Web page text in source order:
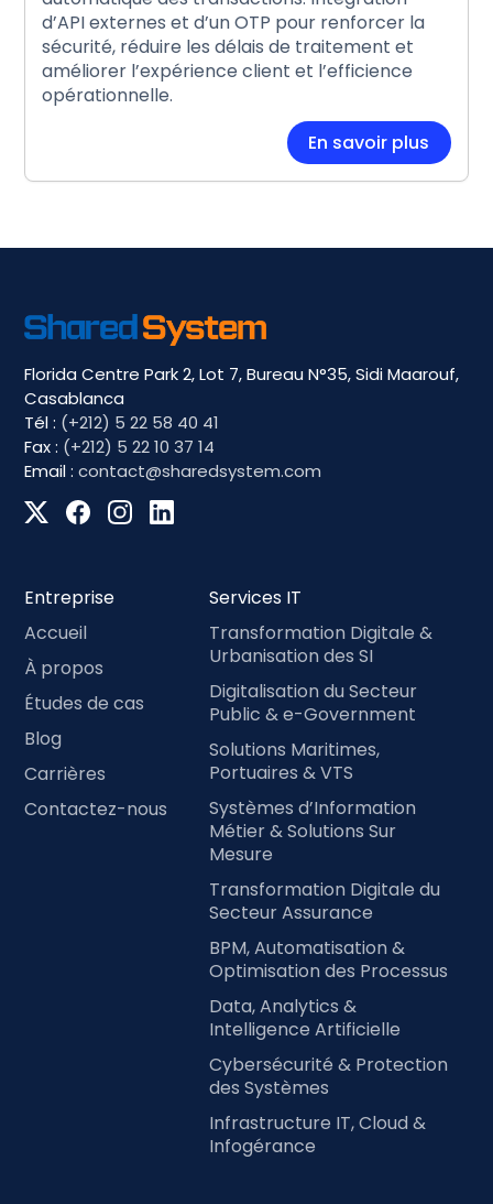
d’API externes et d’un OTP pour renforcer la
sécurité, réduire les délais de traitement et
améliorer l’expérience client et l’efficience
opérationnelle.
En savoir plus
Florida Centre Park 2, Lot 7, Bureau N°35, Sidi Maarouf,
Casablanca
Tél : (+212) 5 22 58 40 41
Fax : (+212) 5 22 10 37 14
Email :contact@sharedsystem.com
Entreprise
Accueil
À propos
Études de cas
Blog
Carrières
Contactez-nous
Services IT
Transformation Digitale &
Urbanisation des SI
Digitalisation du Secteur
Public & e-Government
Solutions Maritimes,
Portuaires & VTS
Systèmes d’Information
Métier & Solutions Sur
Mesure
Transformation Digitale du
Secteur Assurance
BPM, Automatisation &
Optimisation des Processus
Data, Analytics &
Intelligence Artificielle
Cybersécurité & Protection
des Systèmes
Infrastructure IT, Cloud &
Infogérance